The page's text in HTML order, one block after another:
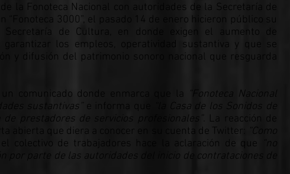
la Fonoteca Nacional con autoridades de la Secretaría de
“Fonoteca 3000”, el pasado 14 de enero hicieron público su
Secretaría de Cultura, en donde exigen el aumento de
los empleos, operatividad sustantiva y que se
y difusión del patrimonio sonoro nacional que resguarda
comunicado donde enmarca que la
“Fonoteca Nacional
sustantivas” e informa que
“la Casa de los Sonidos de
de prestadores de servicios profesionales”. La reacción de
abierta que diera a conocer en su cuenta de Twitter:
“Como
colectivo de trabajadores hace la aclaración de que
por parte de las autoridades del inicio de contrataciones de